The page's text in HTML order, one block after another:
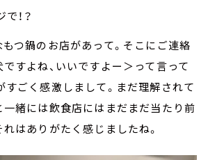
で！？
つ鍋のお店があって。そこにご連絡
ですよね、いいですよー＞って言って
すごく感激しまして。まだ理解されて
一緒には飲食店にはまだまだ当たり前
れはありがたく感じましたね。